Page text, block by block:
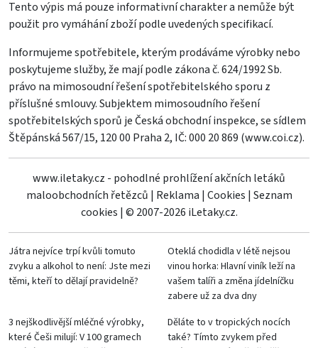
Tento výpis má pouze informativní charakter a nemůže být
použit pro vymáhání zboží podle uvedených specifikací.
Informujeme spotřebitele, kterým prodáváme výrobky nebo
poskytujeme služby, že mají podle zákona č. 624/1992 Sb.
právo na mimosoudní řešení spotřebitelského sporu z
příslušné smlouvy. Subjektem mimosoudního řešení
spotřebitelských sporů je Česká obchodní inspekce, se sídlem
Štěpánská 567/15, 120 00 Praha 2, IČ: 000 20 869 (www.coi.cz).
www.iletaky.cz - pohodlné prohlížení akčních letáků
maloobchodních řetězců | Reklama | Cookies | Seznam
cookies | © 2007-2026 iLetaky.cz.
Játra nejvíce trpí kvůli tomuto
zvyku a alkohol to není: Jste mezi
těmi, kteří to dělají pravidelně?
Oteklá chodidla v létě nejsou
vinou horka: Hlavní viník leží na
vašem talíři a změna jídelníčku
zabere už za dva dny
3 nejškodlivější mléčné výrobky,
které Češi milují: V 100 gramech
Děláte to v tropických nocích
také? Tímto zvykem před